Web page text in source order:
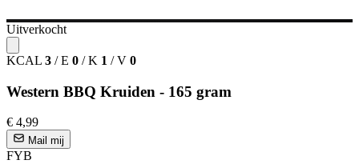
Uitverkocht
KCAL 3 / E 0 / K 1 / V 0
Western BBQ Kruiden - 165 gram
€ 4,99
Mail mij
FYB